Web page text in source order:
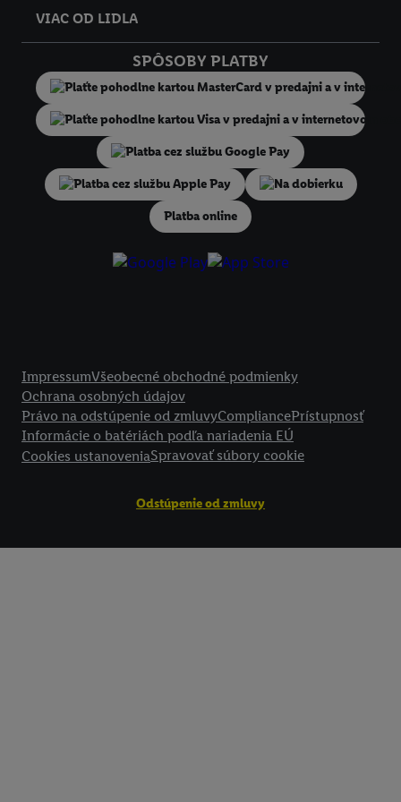
VIAC OD LIDLA
SPÔSOBY PLATBY
Na dobierku
Platba online
ImpressumVšeobecné obchodné podmienky
Ochrana osobných údajov
Právo na odstúpenie od zmluvyCompliancePrístupnosť
Informácie o batériách podľa nariadenia EÚ
Cookies ustanoveniaSpravovať súbory cookie
Odstúpenie od zmluvy
vyššie uvedené účely. Ďalšie informácie vrátane informácií o dobe
údajov a Vašom práve kedykoľvek odvolať súhlas s účinnosťou do
nájdete v našichzásadách ochrany osobných údajov.Imprint nájdete